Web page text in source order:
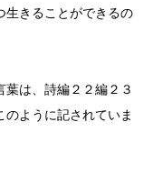
生きることができるの
は、詩編２２編２３
ように記されていま